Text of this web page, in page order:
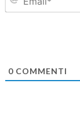
0COMMENTI